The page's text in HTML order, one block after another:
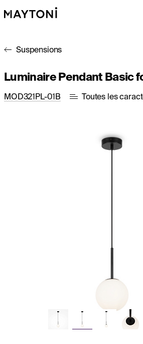
Suspensions
Luminaire Pendant Basic
MOD321PL-01B Toutes les